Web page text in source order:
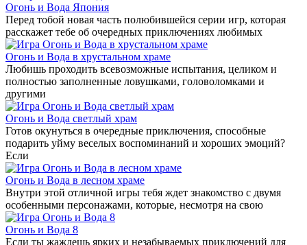
Огонь и Вода Япония
Перед тобой новая часть полюбившейся серии игр, которая
расскажет тебе об очередных приключениях любимых
Огонь и Вода в хрустальном храме
Любишь проходить всевозможные испытания, целиком и
полностью заполненные ловушками, головоломками и
другими
Огонь и Вода светлый храм
Готов окунуться в очередные приключения, способные
подарить уйму веселых воспоминаний и хороших эмоций?
Если
Огонь и Вода в лесном храме
Внутри этой отличной игры тебя ждет знакомство с двумя
особенными персонажами, которые, несмотря на свою
Огонь и Вода 8
Если ты жаждешь ярких и незабываемых приключений для